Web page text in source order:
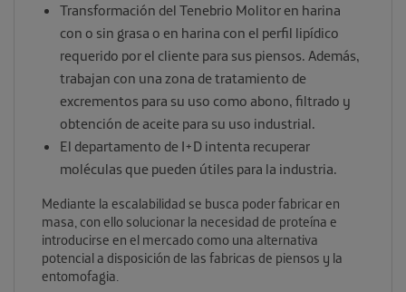
Transformación del Tenebrio Molitor en harina
con o sin grasa o en harina con el perfil lipídico
requerido por el cliente para sus piensos. Además,
trabajan con una zona de tratamiento de
excrementos para su uso como abono, filtrado y
obtención de aceite para su uso industrial.
El departamento de I+D intenta recuperar
moléculas que pueden útiles para la industria.
Mediante la escalabilidad se busca poder fabricar en
masa, con ello solucionar la necesidad de proteína e
introducirse en el mercado como una alternativa
potencial a disposición de las fabricas de piensos y la
entomofagia.